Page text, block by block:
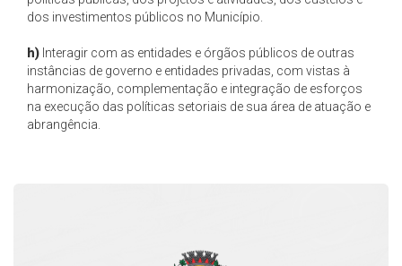
dos investimentos públicos no Município.
h) Interagir com as entidades e órgãos públicos de outras
instâncias de governo e entidades privadas, com vistas à
harmonização, complementação e integração de esforços
na execução das políticas setoriais de sua área de atuação e
abrangência.